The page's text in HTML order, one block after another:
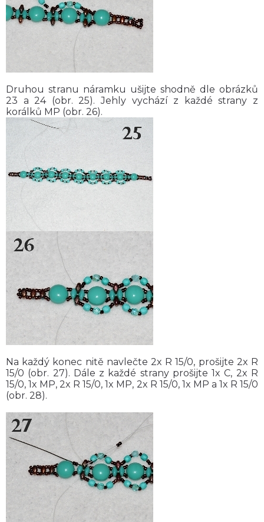
Druhou stranu náramku ušijte shodně dle obrázků
23 a 24 (obr. 25). Jehly vychází z každé strany z
korálků MP (obr. 26).
Na každý konec nitě navlečte 2x R 15/0, prošijte 2x R
15/0 (obr. 27). Dále z každé strany prošijte 1x C, 2x R
15/0, 1x MP, 2x R 15/0, 1x MP, 2x R 15/0, 1x MP a 1x R 15/0
(obr. 28).